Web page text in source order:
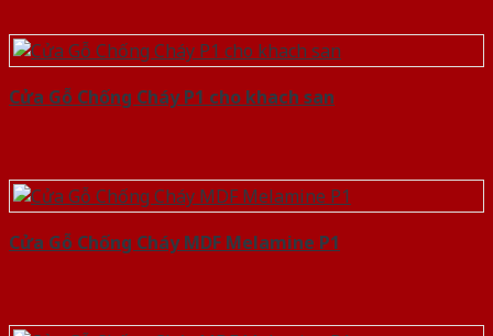
Cửa Gỗ Chống Cháy P1 cho khach san
Cửa Gỗ Chống Cháy MDF Melamine P1